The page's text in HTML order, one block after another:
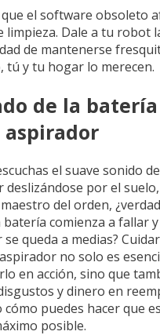
el software obsoleto
limpieza. Dale a tu robot
de mantenerse
tú y tu hogar lo merecen.
de la
el suave sonido
deslizándose por el
del orden,
batería comienza a fallar
queda a medias?
no solo es
en acción, sino que
y dinero en
cómo puedes hacer que
posible.